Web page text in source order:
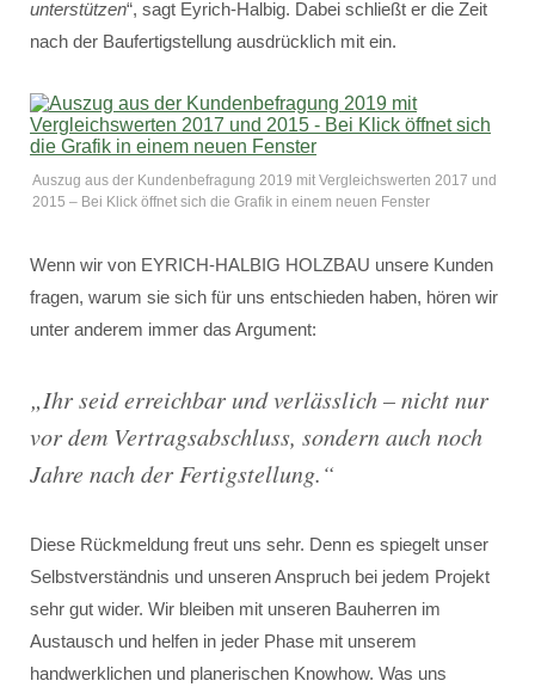
unterstützen“, sagt Eyrich-Halbig. Dabei schließt er die Zeit
nach der Baufertigstellung ausdrücklich mit ein.
Auszug aus der Kundenbefragung 2019 mit Vergleichswerten 2017 und
2015 – Bei Klick öffnet sich die Grafik in einem neuen Fenster
Wenn wir von EYRICH-HALBIG HOLZBAU unsere Kunden
fragen, warum sie sich für uns entschieden haben, hören wir
unter anderem immer das Argument:
„Ihr seid erreichbar und verlässlich – nicht nur
vor dem Vertragsabschluss, sondern auch noch
Jahre nach der Fertigstellung.“
Diese Rückmeldung freut uns sehr. Denn es spiegelt unser
Selbstverständnis und unseren Anspruch bei jedem Projekt
sehr gut wider. Wir bleiben mit unseren Bauherren im
Austausch und helfen in jeder Phase mit unserem
handwerklichen und planerischen Knowhow. Was uns